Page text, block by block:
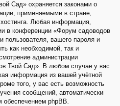
Сад» охраняется законами о
применяемыми в стране,
Любая информация,
в конференции «Форум садоводов
пользователя, вашего пароля и
как необходимой, так и
администрации
Твой Сад». В любом случае у вас
информация из вашей учётной
того, у вас есть возможность
сообщений, автоматически
обеспечением phpBB.